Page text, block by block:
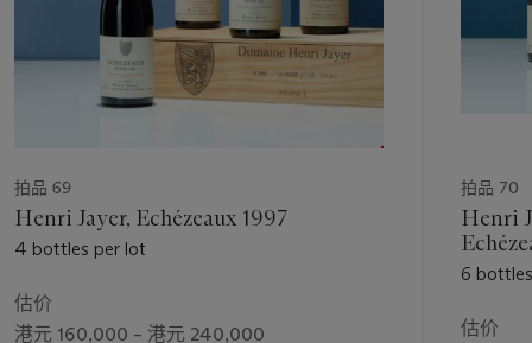
拍品 69
Henri Jayer, Echézeaux 1997
4 bottles per lot
估价
港元 160,000 – 港元 240,000
拍品 70
Henri
6
估价